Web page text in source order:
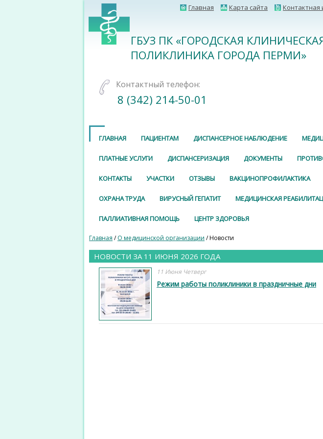
Главная Карта сайта
ГБУЗ ПК «ГОРОДСКАЯ
ПОЛИКЛИНИКА ГОРОДА ПЕРМИ»
Контактный телефон:
8 (342) 214-50-01
ГЛАВНАЯ ПАЦИЕНТАМ ДИСПАНСЕРНОЕ НАБЛЮДЕНИЕ
ПЛАТНЫЕ УСЛУГИ ДИСПАНСЕРИЗАЦИЯ ДОКУМЕНТЫ
КОНТАКТЫ УЧАСТКИ ОТЗЫВЫ ВАКЦИНОПРОФИЛАКТИКА
ОХРАНА ТРУДА ВИРУСНЫЙ ГЕПАТИТ МЕДИЦИНСКАЯ
ПАЛЛИАТИВНАЯ ПОМОЩЬ ЦЕНТР ЗДОРОВЬЯ
Главная /О медицинской организации / Новости
НОВОСТИ ЗА 11 ИЮНЯ 2026 ГОДА
11 Июня Четверг
Режим работы поликлиники в праздничные дни